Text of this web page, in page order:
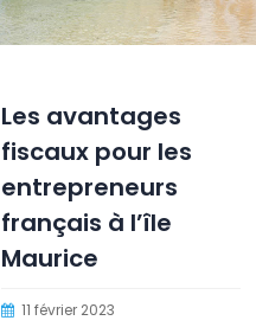
Les avantages
fiscaux pour les
entrepreneurs
français à l’île
Maurice
11 février 2023